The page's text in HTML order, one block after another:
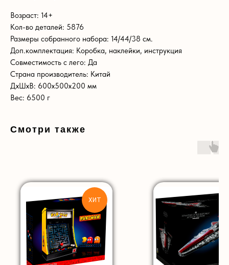
Возраст: 14+
Кол-во деталей: 5876
Размеры собранного набора: 14/44/38 см.
Доп.комплектация: Коробка, наклейки, инструкция
Совместимость с лего: Да
Страна производитель: Китай
ДxШxВ: 600x500x200 мм
Вес: 6500 г
Смотри также
ХИТ